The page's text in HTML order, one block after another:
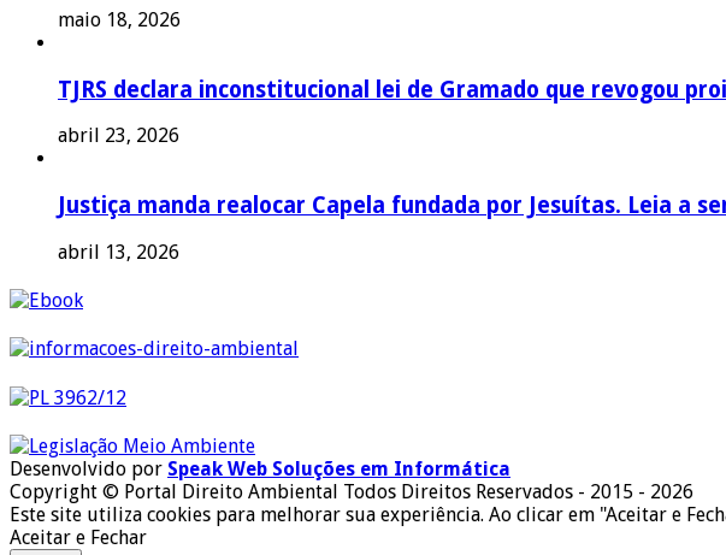
maio 18, 2026
TJRS declara inconstitucional lei de Gramado que revogou
abril 23, 2026
Justiça manda realocar Capela fundada por Jesuítas. Leia a
abril 13, 2026
Desenvolvido por Speak Web Soluções em Informática
Copyright © Portal Direito Ambiental Todos Direitos Reservados - 2015 - 2026
Este site utiliza cookies para melhorar sua experiência. Ao clicar em "Aceitar e
Aceitar e Fechar